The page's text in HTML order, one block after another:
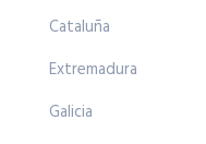
Cataluña
Extremadura
Galicia